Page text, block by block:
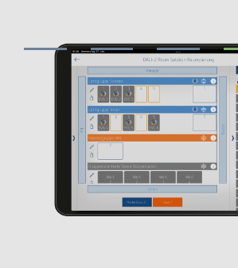
HEMS
Design
Historie
Ansprechpartner OEM
Anfrageformular
Anfahrt